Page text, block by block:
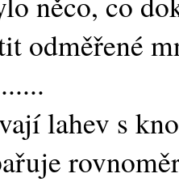
odměřené
lahev s